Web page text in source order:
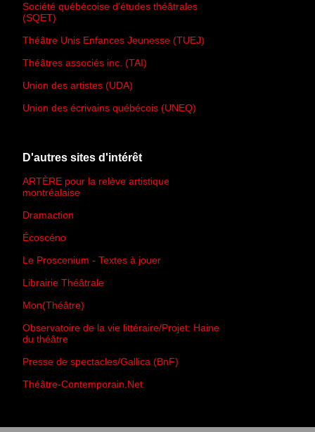
Société québécoise d'études théâtrales
(SQET)
Théâtre Unis Enfances Jeunesse (TUEJ)
Théâtres associés inc. (TAI)
Union des artistes (UDA)
Union des écrivains québécois (UNEQ)
D'autres sites d'intérêt
ARTÈRE pour la relève artistique
montréalaise
Dramaction
Écoscéno
Le Proscenium - Textes à jouer
Librairie Théâtrale
Mon(Théâtre)
Observatoire de la vie littéraire/Projet: Haine
du théâtre
Presse de spectacles/Gallica (BnF)
Théâtre-Contemporain.Net